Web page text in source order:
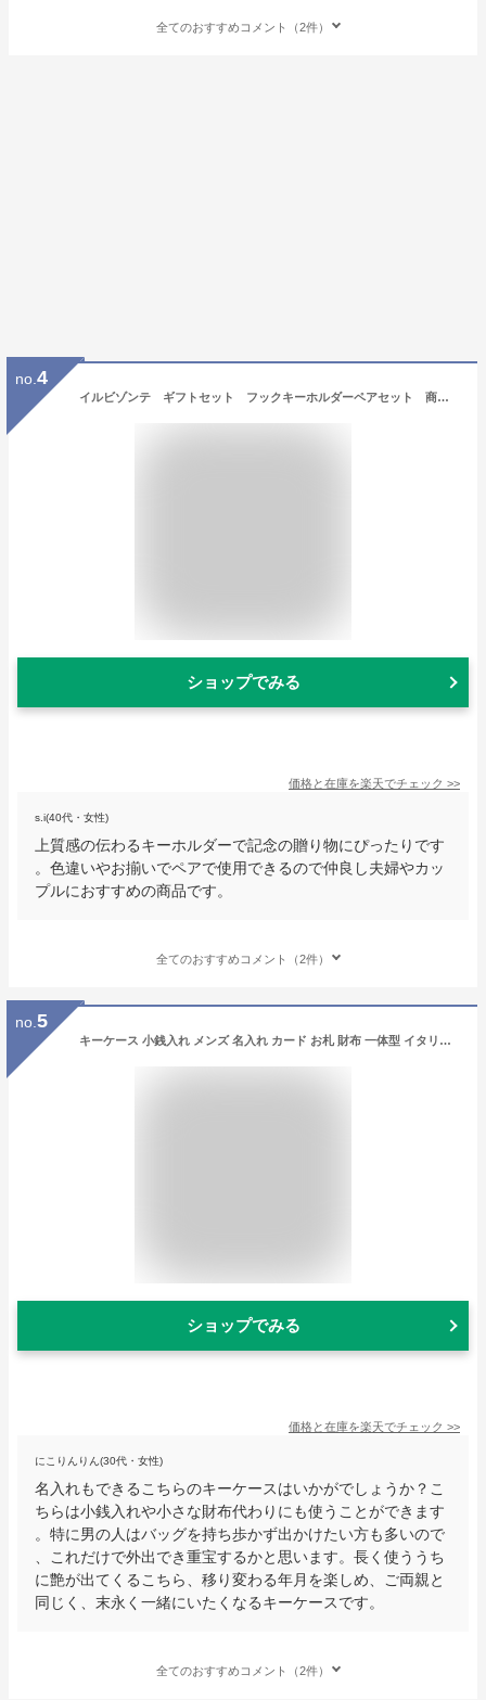
全てのおすすめコメント（2件）
no. 4
イルビゾンテ ギフトセット フックキーホルダーペアセット 商品番号5452300150 IL BISONTE 送料無料 あす楽対応
ショップでみる
価格と在庫を楽天でチェック >>
s.i(40代・女性)
上質感の伝わるキーホルダーで記念の贈り物にぴったりです
。色違いやお揃いでペアで使用できるので仲良し夫婦やカッ
プルにおすすめの商品です。
全てのおすすめコメント（2件）
no. 5
キーケース 小銭入れ メンズ 名入れ カード お札 財布 一体型 イタリアンレザー エルバマット スマートキー カード入 コインケース 革 レザー 本革 レディース 免許証 薄型 小銭入れ付き 日本製 ブランド 男性 女性 ギフト プレゼント 車 2つ ペア バレンタイン
ショップでみる
価格と在庫を楽天でチェック >>
にこりんりん(30代・女性)
名入れもできるこちらのキーケースはいかがでしょうか？こ
ちらは小銭入れや小さな財布代わりにも使うことができます
。特に男の人はバッグを持ち歩かず出かけたい方も多いので
、これだけで外出でき重宝するかと思います。長く使ううち
に艶が出てくるこちら、移り変わる年月を楽しめ、ご両親と
同じく、末永く一緒にいたくなるキーケースです。
全てのおすすめコメント（2件）